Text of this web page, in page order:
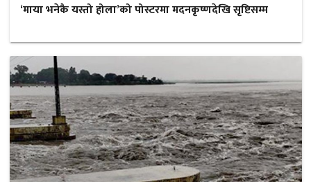
‘माया भनेकै यस्तो होला’को पोस्टरमा मदनकृष्णदेखि सृष्टिसम्म